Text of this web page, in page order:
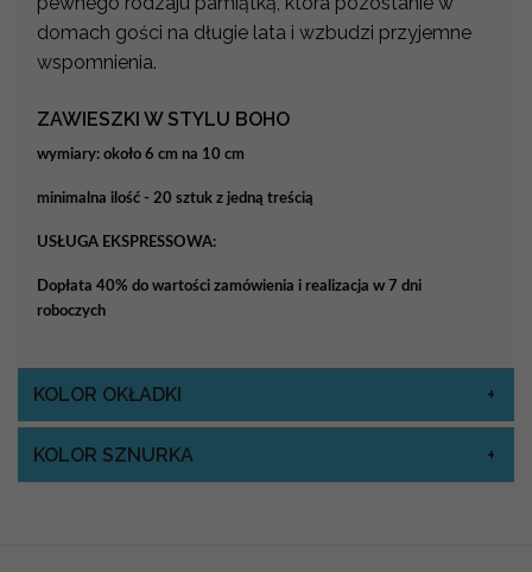
domach gości na długie lata i wzbudzi przyjemne
wspomnienia.
ZAWIESZKI W STYLU BOHO
wymiary: około 6 cm na 10 cm
minimalna ilość - 20 sztuk z jedną treścią
USŁUGA EKSPRESSOWA:
Dopłata 40% do wartości zamówienia i realizacja w 7 dni
roboczych
KOLOR OKŁADKI
KOLOR SZNURKA